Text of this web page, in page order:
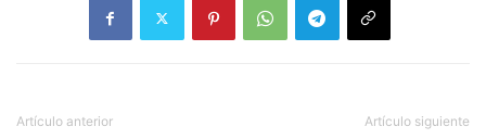
Artículo anterior Artículo siguiente